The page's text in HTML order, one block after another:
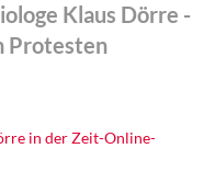
Finanzpolitik
Klaus Dörre -
Protesten
in der Zeit-Online-